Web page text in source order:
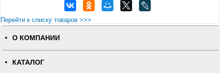
Перейти к списку товаров >>>
О КОМПАНИИ
КАТАЛОГ